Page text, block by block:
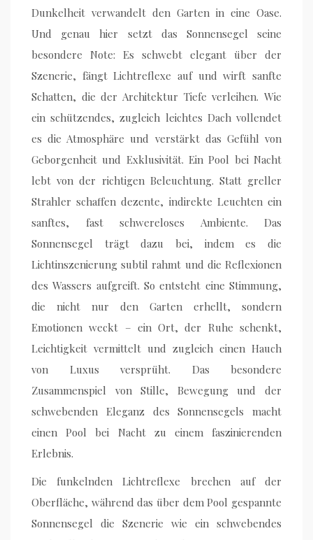
Dunkelheit verwandelt den Garten in eine Oase.
Und genau hier setzt das Sonnensegel seine
besondere Note: Es schwebt elegant über der
Szenerie, fängt Lichtreflexe auf und wirft sanfte
Schatten, die der Architektur Tiefe verleihen. Wie
ein schützendes, zugleich leichtes Dach vollendet
es die Atmosphäre und verstärkt das Gefühl von
Geborgenheit und Exklusivität. Ein Pool bei Nacht
lebt von der richtigen Beleuchtung. Statt greller
Strahler schaffen dezente, indirekte Leuchten ein
sanftes, fast schwereloses Ambiente. Das
Sonnensegel trägt dazu bei, indem es die
Lichtinszenierung subtil rahmt und die Reflexionen
des Wassers aufgreift. So entsteht eine Stimmung,
die nicht nur den Garten erhellt, sondern
Emotionen weckt – ein Ort, der Ruhe schenkt,
Leichtigkeit vermittelt und zugleich einen Hauch
von Luxus versprüht. Das besondere
Zusammenspiel von Stille, Bewegung und der
schwebenden Eleganz des Sonnensegels macht
einen Pool bei Nacht zu einem faszinierenden
Erlebnis.
Die funkelnden Lichtreflexe brechen auf der
Oberfläche, während das über dem Pool gespannte
Sonnensegel die Szenerie wie ein schwebendes